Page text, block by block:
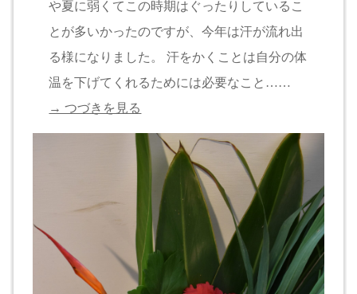
や夏に弱くてこの時期はぐったりしているこ
とが多いかったのですが、今年は汗が流れ出
る様になりました。 汗をかくことは自分の体
温を下げてくれるためには必要なこと……
→ つづきを見る